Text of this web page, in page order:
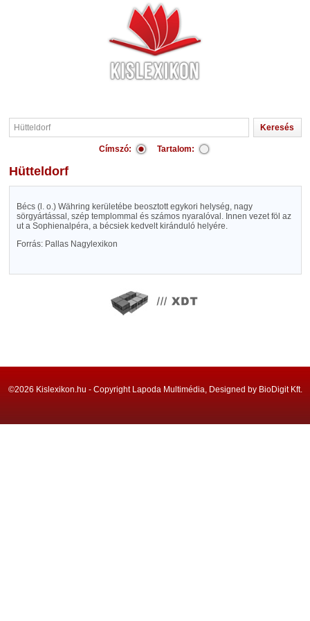
Címszó: Tartalom:
Hütteldorf
Bécs (l. o.) Währing kerületébe beosztott egykori helység, nagy
sörgyártással, szép templommal és számos nyaralóval. Innen vezet föl az
ut a Sophienalpéra, a bécsiek kedvelt kiránduló helyére.
Forrás: Pallas Nagylexikon
©2026 Kislexikon.hu - Copyright Lapoda Multimédia, Designed by BioDigit Kft.